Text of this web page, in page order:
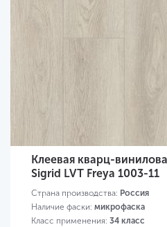
Клеевая кварц-
Sigrid LVT Freya 1003-11
Страна производства: Россия
Наличие фаски: микрофаска
Класс применения: 34 класс